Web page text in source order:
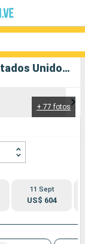
Crucero Navigator of the Seas: Estados Unidos, México salida desde Los Angeles
+ 77 fotos
11 Sept
US$ 604
Compañías